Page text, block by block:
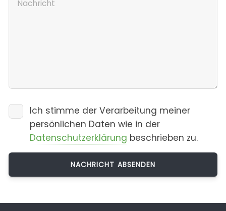
Ich stimme der Verarbeitung meiner
persönlichen Daten wie in der
Datenschutzerklärung beschrieben zu.